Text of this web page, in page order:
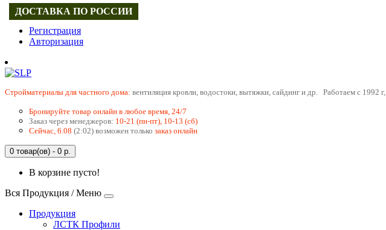
Регистрация
Авторизация
Cтройматериалы для частного дома: вентиляция кровли, водостоки, вытяжки, сайдинг и др. Работаем с 1992 г,
Бронируйте товар онлайн в любое время, 24/7
Заказ через менеджеров: 10-21 (пн-пт), 10-13 (сб)
Сейчас, 6.08 (2:02) возможен только заказ онлайн
0 товар(ов) - 0 р.
В корзине пусто!
Вся Продукция / Меню
Продукция
ЛСТК Профили
ДОСТАВКА ПО РОССИИ